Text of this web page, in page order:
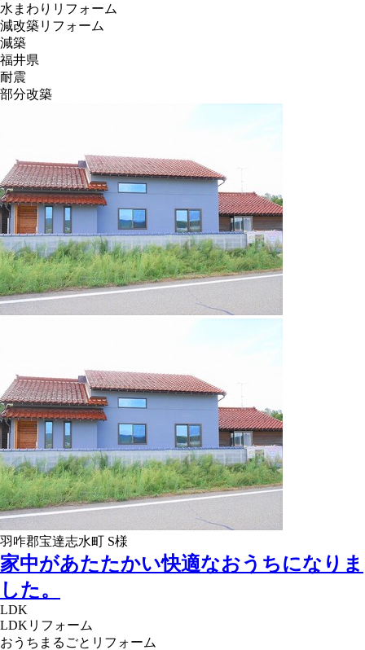
水まわりリフォーム
減改築リフォーム
減築
福井県
耐震
部分改築
羽咋郡宝達志水町 S様
家中があたたかい快適なおうちになりま
した。
LDK
LDKリフォーム
おうちまるごとリフォーム